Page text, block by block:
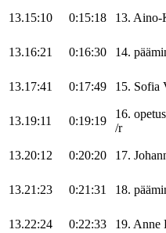
13.15:10 0:15:18 13. Aino-
13.16:21 0:16:30 14.
13.17:41 0:17:49 15. Sofia
13.19:11 0:19:19
16.
/r
13.20:12 0:20:20 17.
13.21:23 0:21:31 18.
13.22:24 0:22:33 19. Anne